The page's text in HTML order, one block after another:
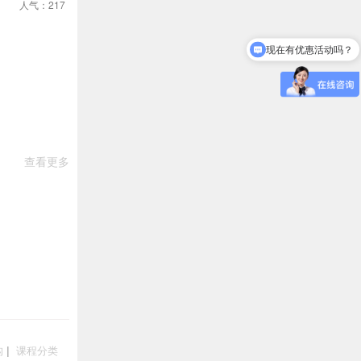
人气：217
查看更多
| 课程分类
现在有优惠活动吗？